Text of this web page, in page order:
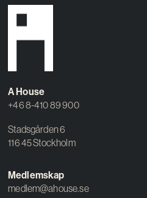
A House
+46 8-410 89 900
Stadsgården 6
116 45 Stockholm
Medlemskap
medlem@ahouse.se